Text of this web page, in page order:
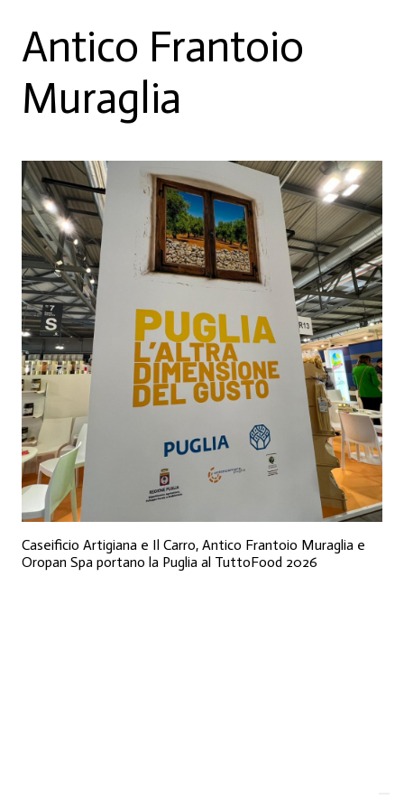
Antico Frantoio
Muraglia
Caseificio Artigiana e Il Carro, Antico Frantoio Muraglia e
Oropan Spa portano la Puglia al TuttoFood 2026